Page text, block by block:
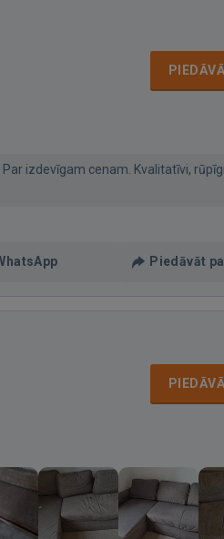
izdevīgam cenam. Kvalitatīvi, rūpīgi
Piedāvāt